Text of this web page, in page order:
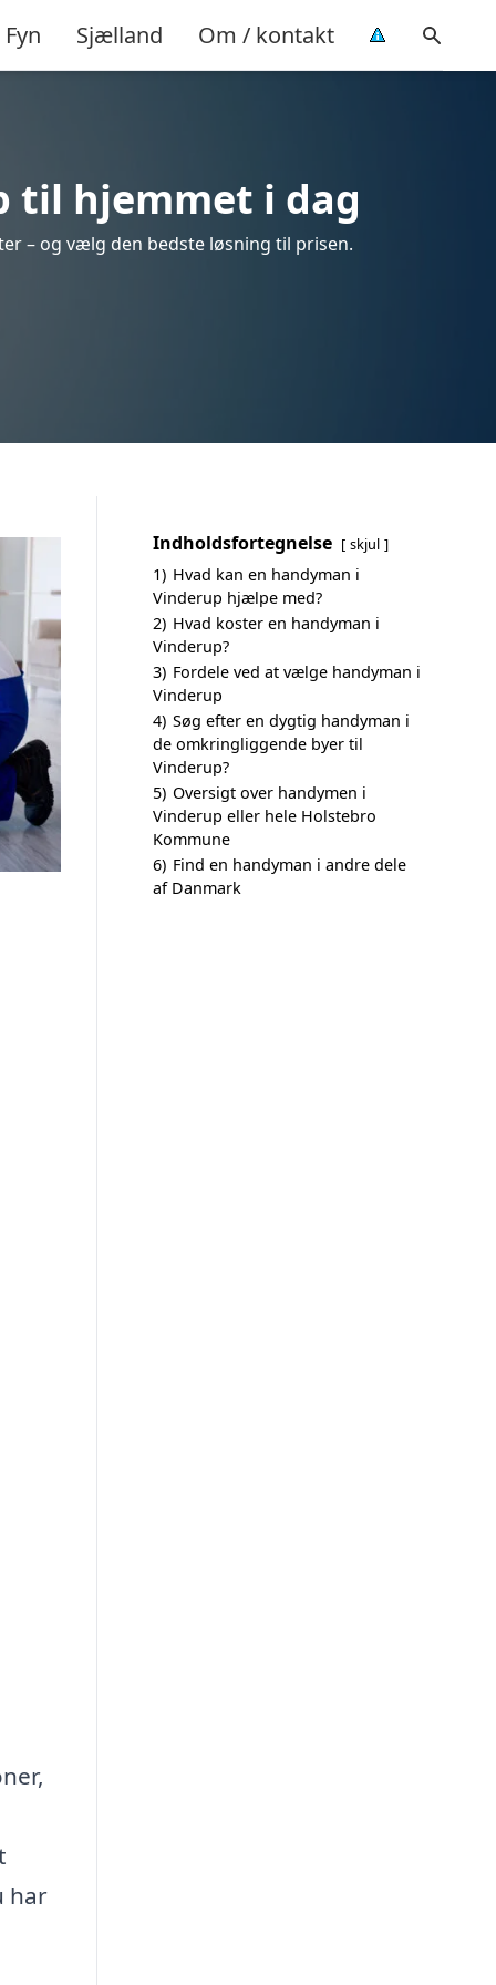
Fyn Sjælland Om / kontakt
til hjemmet i dag
– og vælg den bedste løsning til prisen.
har
Indholdsfortegnelse skjul
1) Hvad kan en handyman i
Vinderup hjælpe med?
2) Hvad koster en handyman i
Vinderup?
3) Fordele ved at vælge handyman i
Vinderup
4) Søg efter en dygtig handyman i
de omkringliggende byer til
Vinderup?
5) Oversigt over handymen i
Vinderup eller hele Holstebro
Kommune
6) Find en handyman i andre dele
af Danmark